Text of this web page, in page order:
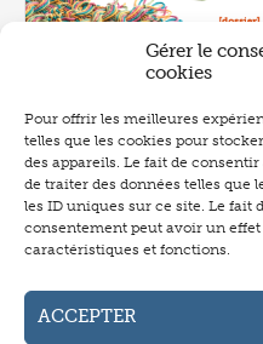
Gérer le
cookies
Pour offrir les meilleures
telles que les cookies pour
des appareils. Le fait de
de traiter des données telles que
les ID uniques sur ce site. Le fait
consentement peut avoir un
caractéristiques et fonctions.
ACCEPTER
Numéro 657- juin 2026
Annonceurs